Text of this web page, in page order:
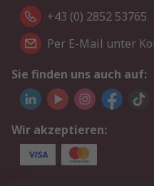
+43 (0) 2852 53765
Per E-Mail unter
Sie finden uns auch auf:
Wir akzeptieren: